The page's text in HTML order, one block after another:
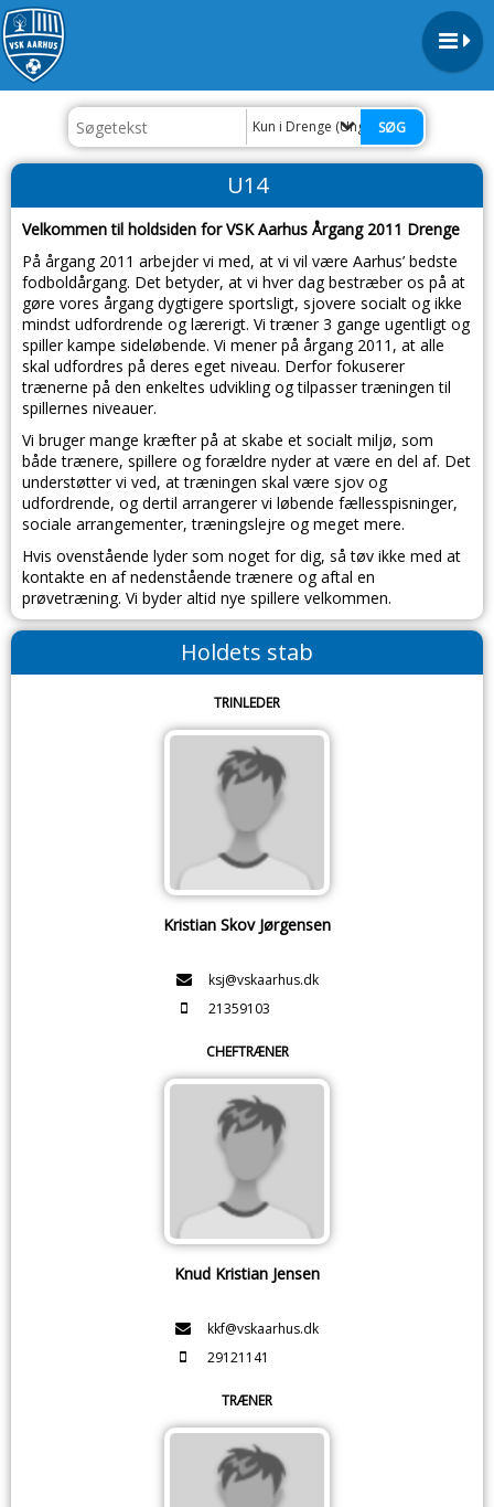
Kun i Drenge (Ungdom)
U14
Velkommen til holdsiden for VSK Aarhus Årgang 2011 Drenge
På årgang 2011 arbejder vi med, at vi vil være Aarhus’ bedste
fodboldårgang. Det betyder, at vi hver dag bestræber os på at
gøre vores årgang dygtigere sportsligt, sjovere socialt og ikke
mindst udfordrende og lærerigt. Vi træner 3 gange ugentligt og
spiller kampe sideløbende. Vi mener på årgang 2011, at alle
skal udfordres på deres eget niveau. Derfor fokuserer
trænerne på den enkeltes udvikling og tilpasser træningen til
spillernes niveauer.
Vi bruger mange kræfter på at skabe et socialt miljø, som
både trænere, spillere og forældre nyder at være en del af. Det
understøtter vi ved, at træningen skal være sjov og
udfordrende, og dertil arrangerer vi løbende fællesspisninger,
sociale arrangementer, træningslejre og meget mere.
Hvis ovenstående lyder som noget for dig, så tøv ikke med at
kontakte en af nedenstående trænere og aftal en
prøvetræning. Vi byder altid nye spillere velkommen.
Holdets stab
TRINLEDER
Kristian Skov Jørgensen
ksj@vskaarhus.dk
21359103
CHEFTRÆNER
Knud Kristian Jensen
kkf@vskaarhus.dk
29121141
TRÆNER